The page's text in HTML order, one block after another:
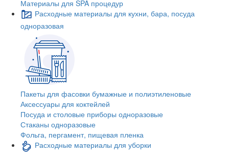
Материалы для SPA процедур
Расходные материалы для кухни, бара, посуда
одноразовая
Пакеты для фасовки бумажные и полиэтиленовые
Аксессуары для коктейлей
Посуда и столовые приборы одноразовые
Стаканы одноразовые
Фольга, пергамент, пищевая пленка
Расходные материалы для уборки